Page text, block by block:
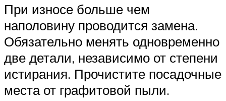
При износе больше чем
наполовину проводится замена.
Обязательно менять одновременно
две детали, независимо от степени
истирания. Прочистите посадочные
места от графитовой пыли.